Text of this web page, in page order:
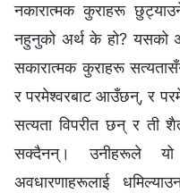
नकारात्मक कुराहरू
नहुनुको अर्थ के हो? यसको
सकारात्मक कुराहरू
र परमेश्‍वरबाट आउँछन्, र
सत्यता विपरीत छन् र ती
सक्दैनन्। उनीहरूले
अवधारणाहरूलाई